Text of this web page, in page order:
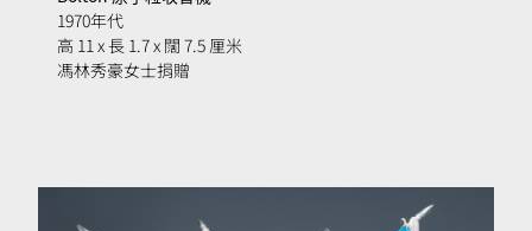
1970年代
高 11 x長 1.7 x 闊 7.5 厘米
馮林秀豪女士捐贈